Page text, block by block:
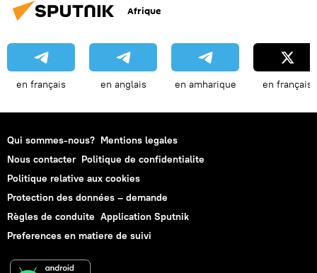
Afrique
en français en anglais en amharique en français
Qui sommes-nous? Mentions legales
Nous contacter Politique de confidentialite
Politique relative aux cookies
Protection des données – demande
Règles de conduite Application Sputnik
Preferences en matiere de suivi